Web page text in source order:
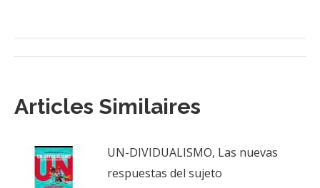
Navegación
entre
Articles Similaires
UN-DIVIDUALISMO, Las nuevas
respuestas del sujeto